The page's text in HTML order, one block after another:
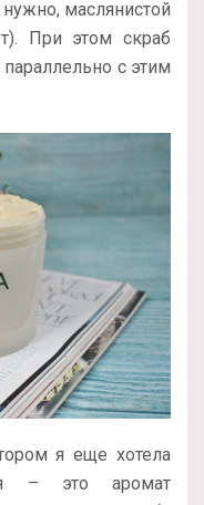
маслянистой
При этом скраб
с этим
я еще хотела
– это аромат